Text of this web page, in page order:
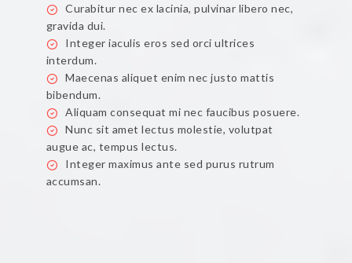
Curabitur nec ex lacinia, pulvinar libero nec,
gravida dui.
Integer iaculis eros sed orci ultrices
interdum.
Maecenas aliquet enim nec justo mattis
bibendum.
Aliquam consequat mi nec faucibus posuere.
Nunc sit amet lectus molestie, volutpat
augue ac, tempus lectus.
Integer maximus ante sed purus rutrum
accumsan.